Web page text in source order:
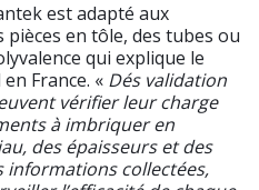
est adapté aux
en tôle, des tubes ou
qui explique le
France. « Dés validation
vérifier leur charge
à imbriquer en
des épaisseurs et des
informations collectées,